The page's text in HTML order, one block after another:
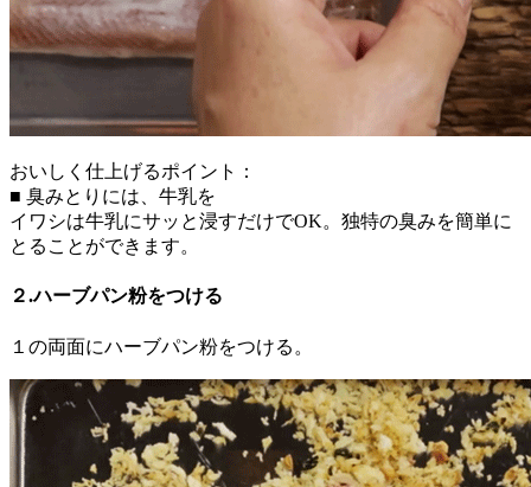
おいしく仕上げるポイント：
■ 臭みとりには、牛乳を
イワシは牛乳にサッと浸すだけでOK。独特の臭みを簡単に
とることができます。
２.ハーブパン粉をつける
１の両面にハーブパン粉をつける。